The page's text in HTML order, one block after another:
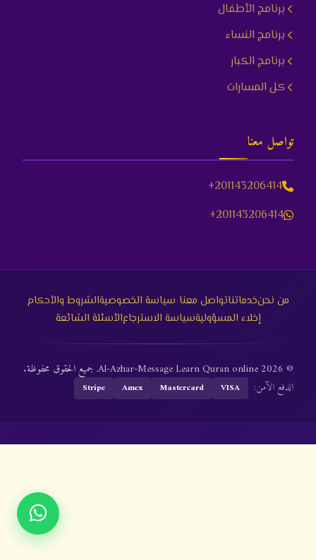
برنامج الأطفال
برنامج النساء
برنامج الكبار
كل المسارات
تواصل معنا
+201143206414
+201143206414
من نحنخدماتناتواصل معنا·سياسة الخصوصيةالشروط والأحكام
إخلاء المسؤوليةسياسة الاسترجاعالأسئلة الشائعة
© 2026 Al-Azhar-Message Learn Quran online. جميع الحقوق محفوظة.
الدفع الآمن: VISA
Mastercard
Amex
Stripe